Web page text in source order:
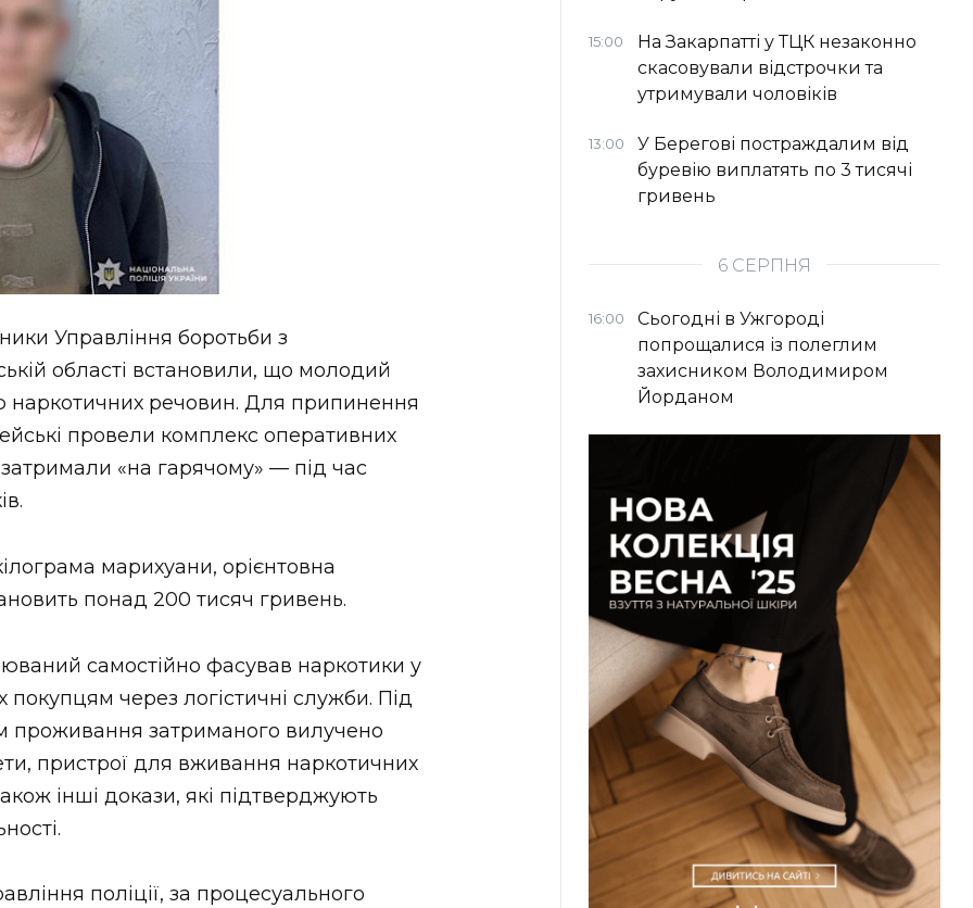
Управління боротьби з
області встановили, що молодий
наркотичних речовин. Для припинення
провели комплекс оперативних
затримали «на гарячому» — під час
марихуани, орієнтовна
понад 200 тисяч гривень.
самостійно фасував наркотики у
покупцям через логістичні служби. Під
проживання затриманого вилучено
пристрої для вживання наркотичних
інші докази, які підтверджують
поліції, за процесуального
15:00
На Закарпатті у ТЦК незаконно
скасовували відстрочки та
утримували чоловіків
13:00
У Берегові постраждалим від
буревію виплатять по 3 тисячі
гривень
6 СЕРПНЯ
16:00
Сьогодні в Ужгороді
попрощалися із полеглим
захисником Володимиром
Йорданом